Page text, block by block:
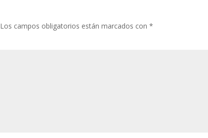
Los campos obligatorios están marcados con*